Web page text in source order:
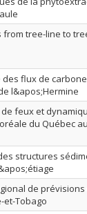
tree-line to
flux de
l&apos;Hermine
feux et
du Québec
structures
de
et-Tobago